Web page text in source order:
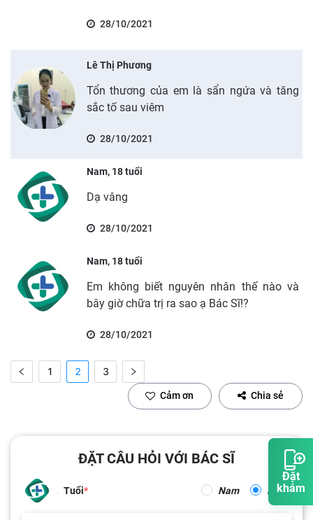
Đặt
khám
28/10/2021
Lê Thị Phương
Tổn thương của em là sẩn ngứa và tăng
sắc tố sau viêm
28/10/2021
Nam, 18 tuổi
Dạ vâng
28/10/2021
Nam, 18 tuổi
Em không biết nguyên nhân thế nào và
bây giờ chữa trị ra sao ạ Bác Sĩ!?
28/10/2021
1 2 3
Cảm ơn Chia sẻ
ĐẶT CÂU HỎI VỚI BÁC SĨ
Tuổi Nam Nữ